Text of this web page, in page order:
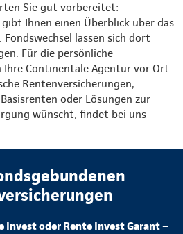
Sie gut vorbereitet:
gibt Ihnen einen Überblick über das
lassen sich dort
Für die persönliche
Continentale Agentur vor Ort
Rentenversicherungen,
oder Lösungen zur
wünscht, findet bei uns
Invest oder Rente Invest Garant –